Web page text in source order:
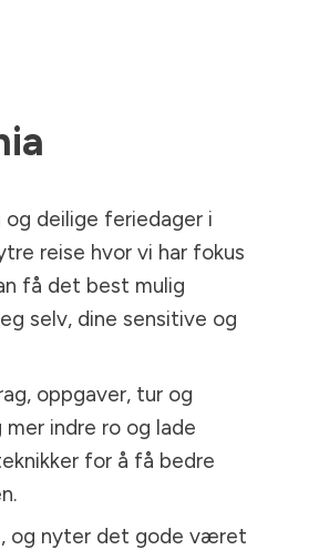
deilige feriedager i
reise hvor vi har fokus
få det best mulig
selv, dine sensitive og
oppgaver, tur og
indre ro og lade
for å få bedre
og nyter det gode været